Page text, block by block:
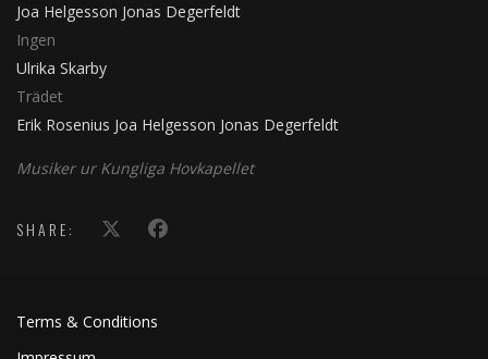
Joa Helgesson Jonas Degerfeldt
Ingen
Ulrika Skarby
Trädet
Erik Rosenius Joa Helgesson Jonas Degerfeldt
Musiker ur Kungliga Hovkapellet
SHARE:
Terms & Conditions